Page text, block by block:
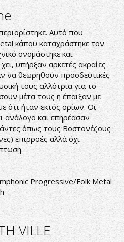
Αυτό που
κάπου καταχράστηκε τον
ονομάστηκε και
υπήρξαν αρκετές ακραίες
να θεωρηθούν προοδευτικές
τους αλλότρια για το
μέτα τους ή έπαιξαν με
ότι ήταν εκτός ορίων. Οι
ανάλογο και επηρέασαν
όπως τους Βοστονέζους
επιρροές αλλά όχι
Progressive/Folk Metal
VILLE